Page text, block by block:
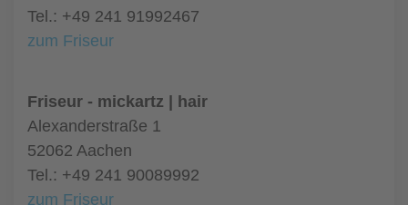
Tel.: +49 241 91992467
zum Friseur
Friseur - mickartz | hair
Alexanderstraße 1
52062 Aachen
Tel.: +49 241 90089992
zum Friseur